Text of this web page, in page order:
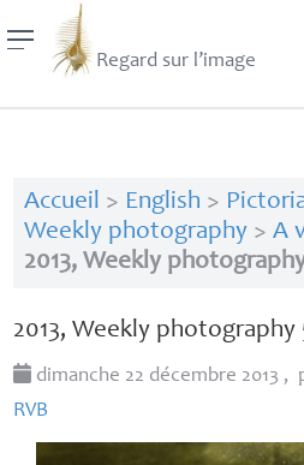
Regard sur l’image
Accueil > English >
Weekly photography> A
2013, Weekly
2013, Weekly photography
dimanche 22 décembre 2013 ,
RVB